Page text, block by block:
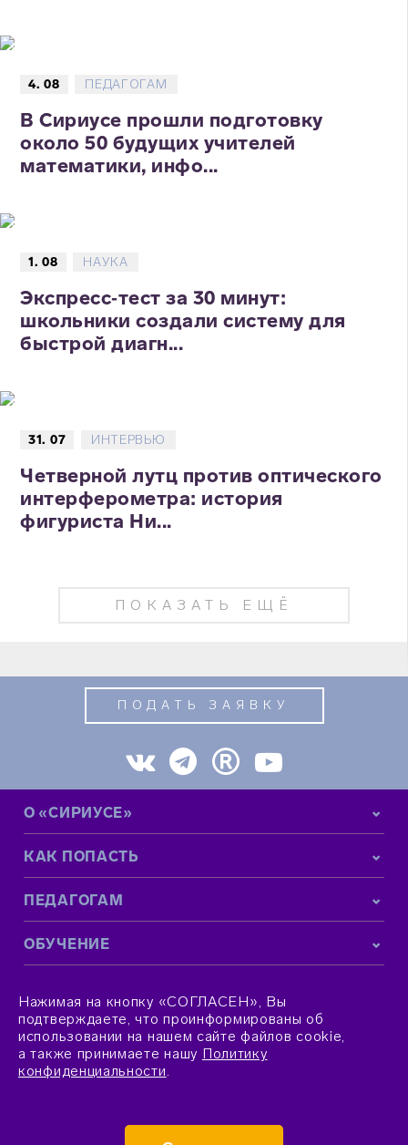
4. 08 ПЕДАГОГАМ
В Сириусе прошли подготовку
около 50 будущих учителей
математики, инфо...
1. 08 НАУКА
Экспресс‑тест за 30 минут:
школьники создали систему для
быстрой диагн...
31. 07 ИНТЕРВЬЮ
Четверной лутц против оптического
интерферометра: история
фигуриста Ни...
ПОКАЗАТЬ ЕЩЁ
ПОДАТЬ ЗАЯВКУ
О «СИРИУСЕ»
КАК ПОПАСТЬ
ПЕДАГОГАМ
ОБУЧЕНИЕ
Нажимая на кнопку «СОГЛАСЕН», Вы
подтверждаете, что проинформированы об
использовании на нашем сайте файлов cookie,
а также принимаете нашу Политику
конфиденциальности.